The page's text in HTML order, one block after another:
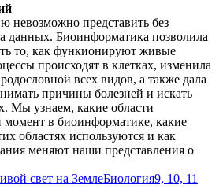
невозможно представить без
данных. Биоинформатика позволила
то, как функионируют живые
происходят в клетках, изменила
всех видов, а также дала
причины болезней и искать
Мы узнаем, какие области
в биоинформатике, какие
областях используются и как
меняют наши представления о
свет на ЗемлеБиология9, 10, 11